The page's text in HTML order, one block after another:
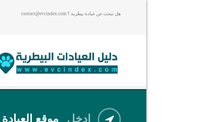
هل تبحث عن عيادة بيطرية ؟ contact@evcindex.com
ادخل موقع العيادة